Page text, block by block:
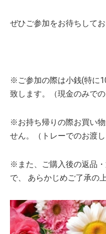
ぜひご参加をお待ちしてお
※ご参加の際は小銭(特に
致します。（現金のみでの
※お持ち帰りの際お買い
せん。（トレーでのお渡し
※また、ご購入後の返品
で、 あらかじめご了承の